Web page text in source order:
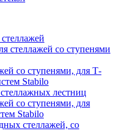
стеллажей со ступенями
со ступенями, для Т-
Stabilo
лестниц
со ступенями, для
Stabilo
стеллажей, со